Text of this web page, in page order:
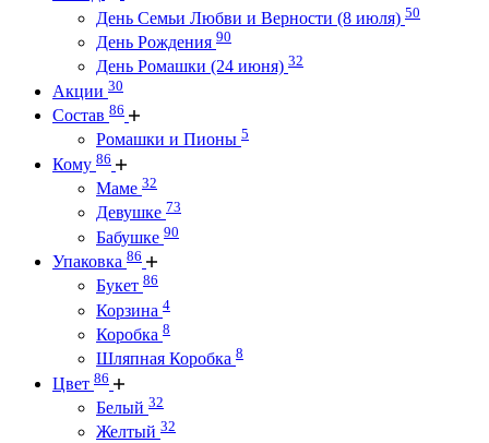
День Семьи Любви и Верности (8 июля) 50
День Рождения 90
День Ромашки (24 июня) 32
Акции 30
Состав 86
Ромашки и Пионы 5
Кому 86
Маме 32
Девушке 73
Бабушке 90
Упаковка 86
Букет 86
Корзина 4
Коробка 8
Шляпная Коробка 8
Цвет 86
Белый 32
Желтый 32